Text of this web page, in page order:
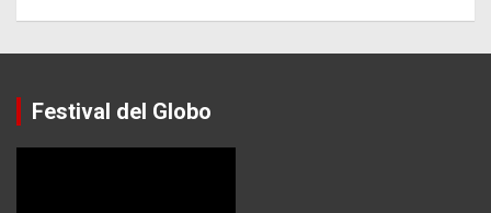
Festival del Globo